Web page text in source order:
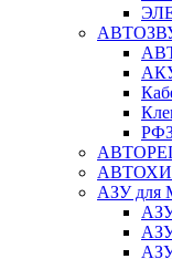
АЗУ для
АЗУ